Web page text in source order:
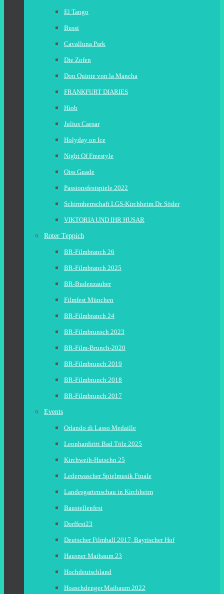
El Tango
Bussi
Cavalluna Park
Die Zofen
Don Quinte von la Mancha
FRANKFURT DIARIES
Hiob
Julius Caesar
Holyday on Ice
Night Of Freestyle
Oiss Guade
Passionsfestspiele 2022
Schirmherrschaft LGS-Kirchheim Dr. Söder
VIKTORIA UND IHR HUSAR
Roter Teppich
BR-Filmbranch 26
BR-Filmbranch 2025
BR-Budenzauber
Filmfest München
BR-Filmbranch 24
BR-Filmbrunsch 2023
BR-Film-Brunch-2020
BR-Filmbrunch 2019
BR-Filmbrunch 2018
BR-Filmbrunch 2017
Events
Orlando di Lasso Medaille
Leonhardiritt Bad Tölz 2025
Kirchweih-Hutschn 25
Lederwascher Spielmusik Finale
Landesgartenschau in Kirchheim
Baustellenfest
Dorffest23
Deutscher Filmball 2017, Bayrischer Hof
Hausner Maibaum 23
Hochdeutschland
Hoaschdenger Maibaum 2022